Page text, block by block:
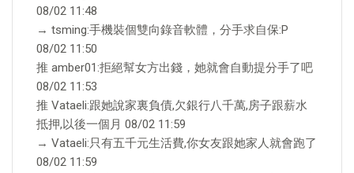
08/02 11:48
→ tsming:手機裝個雙向錄音軟體，分手求自保:P
08/02 11:50
推 amber01:拒絕幫女方出錢，她就會自動提分手了吧
08/02 11:53
推 Vataeli:跟她說家裏負債,欠銀行八千萬,房子跟薪水
抵押,以後一個月 08/02 11:59
→ Vataeli:只有五千元生活費,你女友跟她家人就會跑了
08/02 11:59